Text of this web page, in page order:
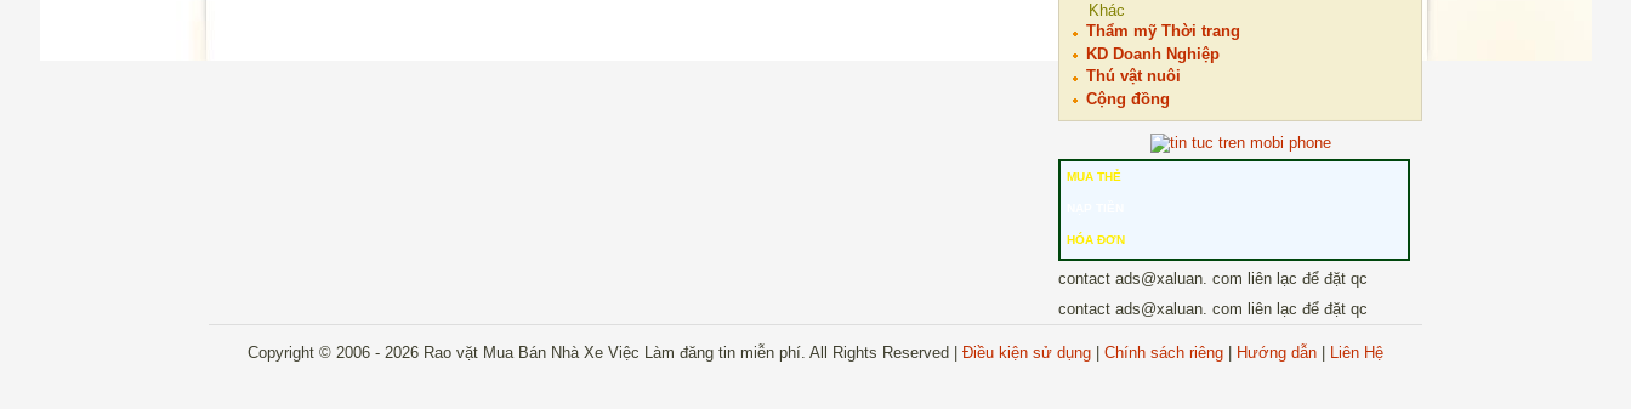
Khác
Thẩm mỹ Thời trang
KD Doanh Nghiệp
Thú vật nuôi
Cộng đồng
MUA THẺ
HÓA ĐƠN
contact ads@xaluan. com liên lạc để đặt qc
contact ads@xaluan. com liên lạc để đặt qc
Copyright © 2006 - 2026 Rao vặt Mua Bán Nhà Xe Việc Làm đăng tin miễn phí. All Rights Reserved | Điều kiện sử dụng Chính sách riêng Hướng dẫn Liên Hệ